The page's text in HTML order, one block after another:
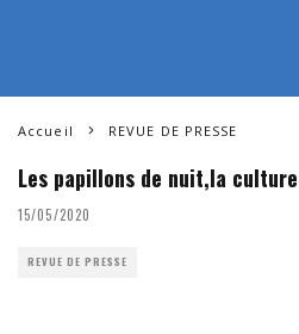
Accueil REVUE DE PRESSE
Les papillons de nuit,la
15/05/2020
REVUE DE PRESSE